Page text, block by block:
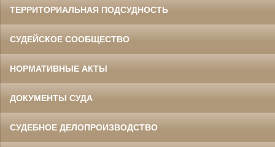
ТЕРРИТОРИАЛЬНАЯ ПОДСУДНОСТЬ
СУДЕЙСКОЕ СООБЩЕСТВО
НОРМАТИВНЫЕ АКТЫ
ДОКУМЕНТЫ СУДА
СУДЕБНОЕ ДЕЛОПРОИЗВОДСТВО